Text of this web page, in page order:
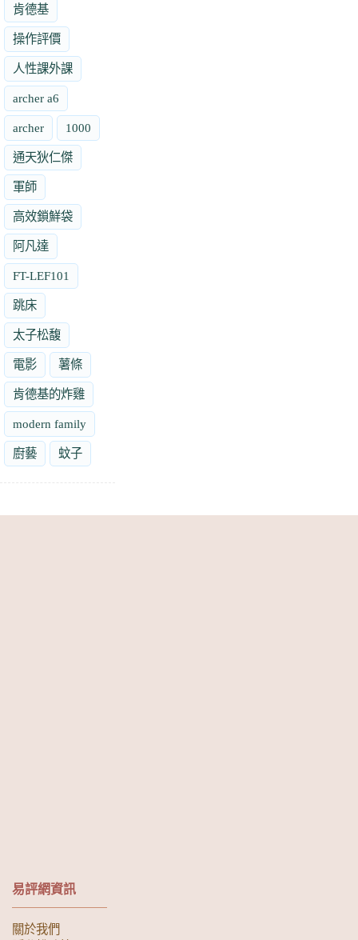
肯德基
操作評價
人性課外課
archer a6
archer 1000
通天狄仁傑
軍師
高效鎖鮮袋
阿凡達
FT-LEF101
跳床
太子松馥
電影 薯條
肯德基的炸雞
modern family
廚藝 蚊子
易評網資訊
關於我們